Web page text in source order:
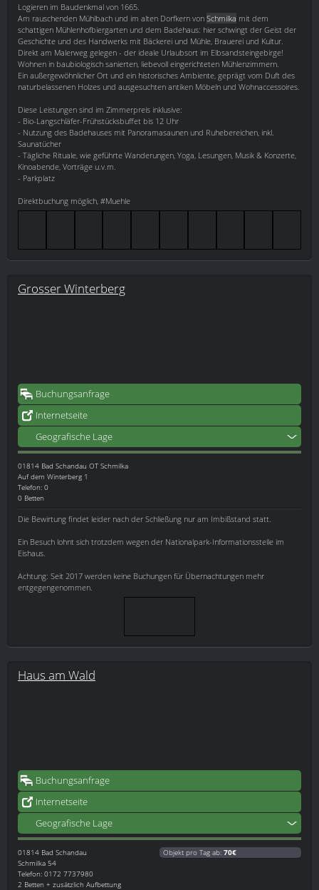
Logieren im Baudenkmal von 1665.
Am rauschenden Mühlbach und im alten Dorfkern von Schmilka mit dem
schattigen Mühlenhofbiergarten und dem Badehaus: hier schwingt der Geist der
Geschichte und des Handwerks mit Bäckerei und Mühle, Brauerei und Kultur.
Direkt am Malerweg gelegen - der ideale Urlaubsort im Elbsandsteingebirge!
Wohnen in baubiologisch sanierten, liebevoll eingerichteten Mühlenzimmern.
Ein außergewöhnlicher Ort und ein historisches Ambiente, geprägt vom Duft des
naturbelassenen Holzes und ausgesuchten antiken Möbeln und Wohnaccessoires.
Diese Leistungen sind im Zimmerpreis inklusive:
- Bio-Langschläfer-Frühstücksbuffet bis 12 Uhr
- Nutzung des Badehauses mit Panoramasaunen und Ruhebereichen, inkl.
Saunatücher
- Tägliche Rituale, wie geführte Wanderungen, Yoga, Lesungen, Musik & Konzerte,
Kinoabende, Vorträge u.v.m.
- Parkplatz
Direktbuchung möglich, #Muehle
Grosser Winterberg
Buchungsanfrage
Internetseite
Geografische Lage
01814 Bad Schandau OT Schmilka
Auf dem Winterberg 1
Telefon: 0
0 Betten
Die Bewirtung findet leider nach der Schließung nur am Imbißstand statt.
Ein Besuch lohnt sich trotzdem wegen der Nationalpark-Informationsstelle im
Eishaus.
Achtung: Seit 2017 werden keine Buchungen für Übernachtungen mehr
entgegengenommen.
Haus am Wald
Buchungsanfrage
Internetseite
Geografische Lage
01814 Bad Schandau
Schmilka 54
Telefon: 0172 7737980
2 Betten + zusätzlich Aufbettung
Objekt pro Tag ab: 70€